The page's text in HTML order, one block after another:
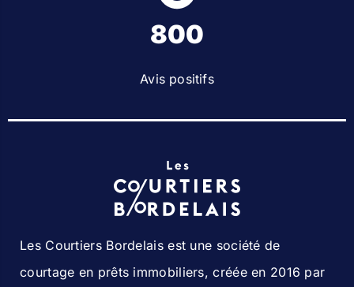
800
Avis positifs
Les Courtiers Bordelais est une société de
courtage en prêts immobiliers, créée en 2016 par